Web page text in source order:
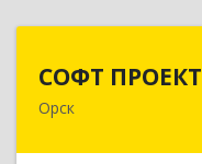
СОФТ ПРОЕКТ
Орск